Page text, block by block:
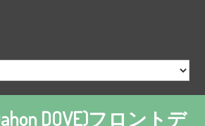
DOVE)フロントデ